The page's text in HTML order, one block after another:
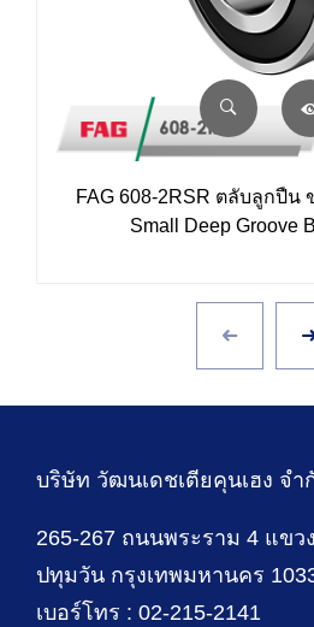
FAG 608-2RSR ตลับลูกปืน
Small Deep Groove
บริษัท วัฒนเดชเตียคุนเฮง จำ
265-267 ถนนพระราม 4 แขว
ปทุมวัน กรุงเทพมหานคร
เบอร์โทร : 02-215-2141